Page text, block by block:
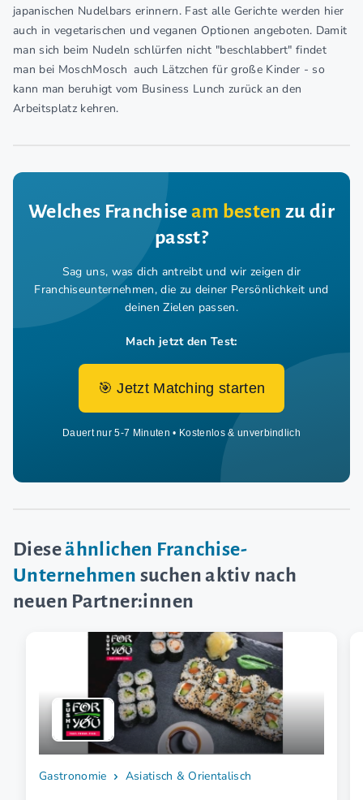
japanischen Nudelbars erinnern. Fast alle Gerichte werden hier
auch in vegetarischen und veganen Optionen angeboten. Damit
man sich beim Nudeln schlürfen nicht "beschlabbert" findet
man bei MoschMosch auch Lätzchen für große Kinder - so
kann man beruhigt vom Business Lunch zurück an den
Arbeitsplatz kehren.
Welches Franchiseam besten zu dir
passt?
Sag uns, was dich antreibt und wir zeigen dir
Franchiseunternehmen, die zu deiner Persönlichkeit und
deinen Zielen passen.
Mach jetzt den Test:
🎯 Jetzt Matching starten
Dauert nur 5-7 Minuten • Kostenlos & unverbindlich
Dieseähnlichen Franchise-
Unternehmen suchen aktiv nach
neuen Partner:innen
Gastronomie Asiatisch & Orientalisch